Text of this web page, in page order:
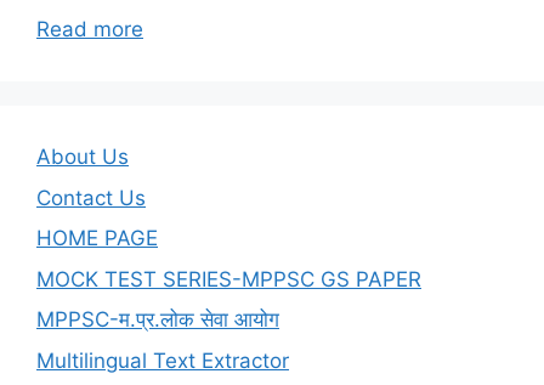
Read more
05-
Test-
05
About Us
Contact Us
HOME PAGE
MOCK TEST SERIES-MPPSC GS PAPER
MPPSC-म.प्र.लोक सेवा आयोग
Multilingual Text Extractor